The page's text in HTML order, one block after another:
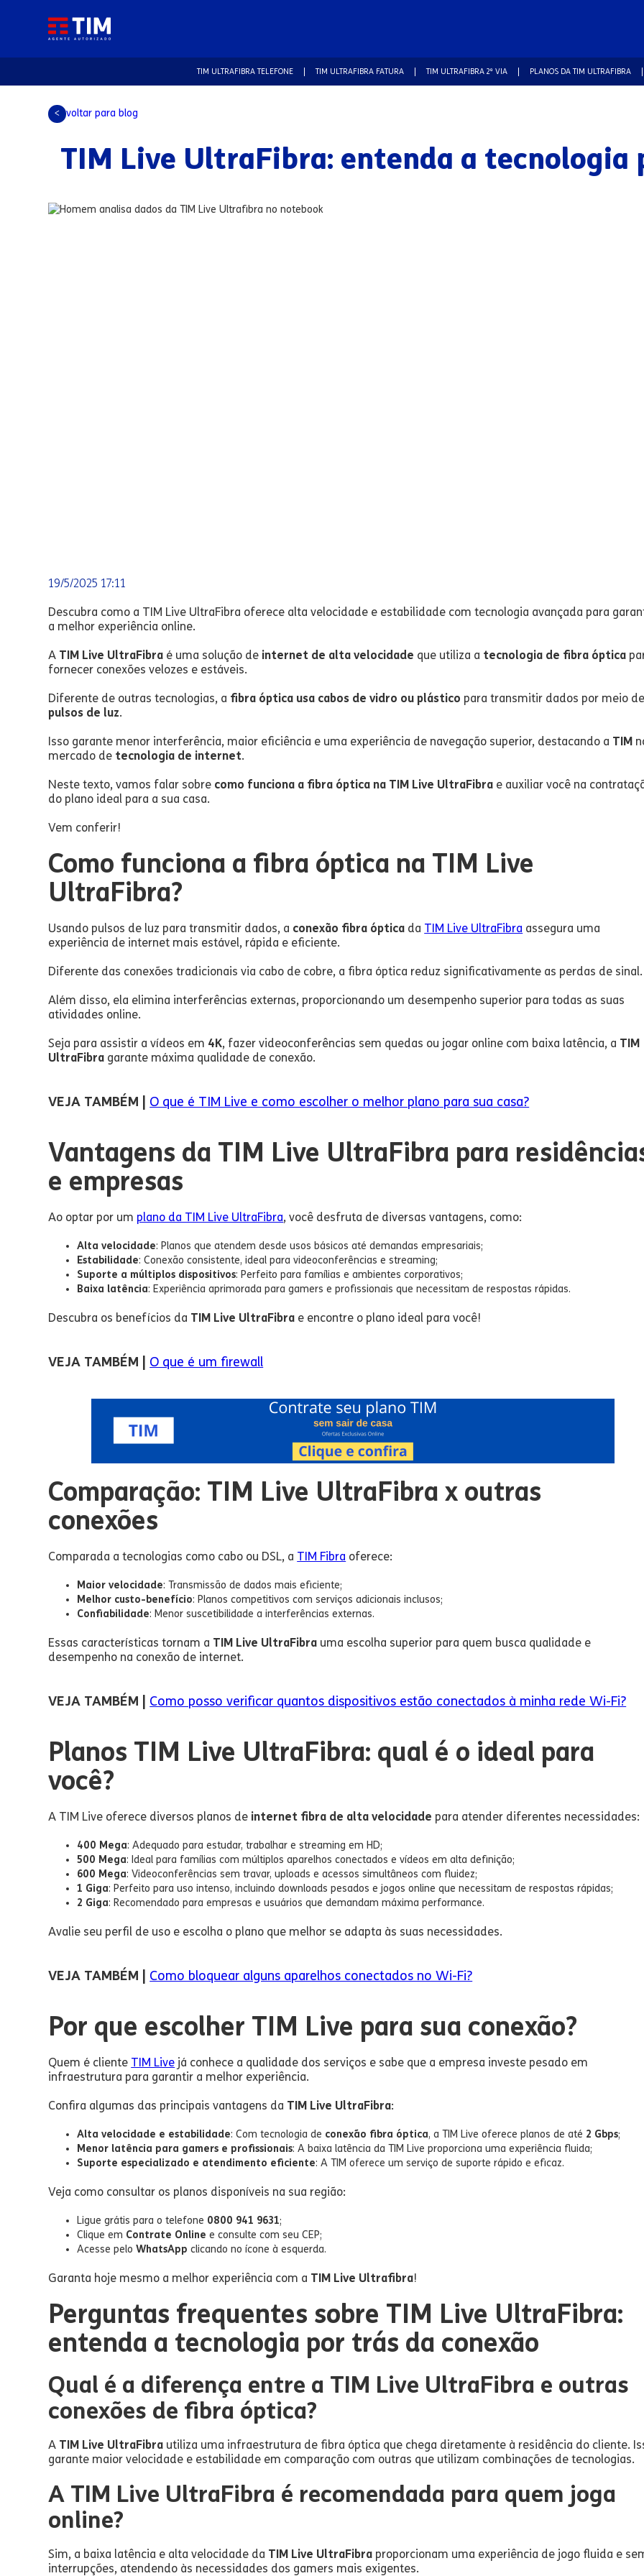
TIM ULTRAFIBRA TELEFONE TIM ULTRAFIBRA FATURA TIM ULTRAFIBRA 2ª VIA PLANOS DA TIM ULTRAFIBRA
< voltar para blog
TIM Live UltraFibra: entenda a tecnologia
19/5/2025 17:11
Descubra como a TIM Live UltraFibra oferece alta velocidade e estabilidade com tecnologia avançada para
a melhor experiência online.
A TIM Live UltraFibra é uma solução de internet de alta velocidade que utiliza a tecnologia de fibra óptica
fornecer conexões velozes e estáveis.
Diferente de outras tecnologias, a fibra óptica usa cabos de vidro ou plástico para transmitir dados por meio
pulsos de luz.
Isso garante menor interferência, maior eficiência e uma experiência de navegação superior, destacando a TIM
mercado de tecnologia de internet.
Neste texto, vamos falar sobre como funciona a fibra óptica na TIM Live UltraFibra e auxiliar você na
do plano ideal para a sua casa.
Vem conferir!
Como funciona a fibra óptica na TIM Live
UltraFibra?
Usando pulsos de luz para transmitir dados, a conexão fibra óptica da TIM Live UltraFibra assegura uma
experiência de internet mais estável, rápida e eficiente.
Diferente das conexões tradicionais via cabo de cobre, a fibra óptica reduz significativamente as perdas de sinal.
Além disso, ela elimina interferências externas, proporcionando um desempenho superior para todas as suas
atividades online.
Seja para assistir a vídeos em 4K, fazer videoconferências sem quedas ou jogar online com baixa latência, a TIM
UltraFibra garante máxima qualidade de conexão.
VEJA TAMBÉM | O que é TIM Live e como escolher o melhor plano para sua casa?
Vantagens da TIM Live UltraFibra para
e empresas
Ao optar por um plano da TIM Live UltraFibra, você desfruta de diversas vantagens, como:
Alta velocidade: Planos que atendem desde usos básicos até demandas empresariais;
Estabilidade: Conexão consistente, ideal para videoconferências e streaming;
Suporte a múltiplos dispositivos: Perfeito para famílias e ambientes corporativos;
Baixa latência: Experiência aprimorada para gamers e profissionais que necessitam de respostas rápidas.
Descubra os benefícios da TIM Live UltraFibra e encontre o plano ideal para você!
VEJA TAMBÉM | O que é um firewall
Comparação: TIM Live UltraFibra x outras
conexões
Comparada a tecnologias como cabo ou DSL, a TIM Fibra oferece:
Maior velocidade: Transmissão de dados mais eficiente;
Melhor custo-benefício: Planos competitivos com serviços adicionais inclusos;
Confiabilidade: Menor suscetibilidade a interferências externas.
Essas características tornam a TIM Live UltraFibra uma escolha superior para quem busca qualidade e
desempenho na conexão de internet.
VEJA TAMBÉM | Como posso verificar quantos dispositivos estão conectados à minha rede Wi-Fi?
Planos TIM Live UltraFibra: qual é o ideal para
você?
A TIM Live oferece diversos planos de internet fibra de alta velocidade para atender diferentes necessidades:
400 Mega: Adequado para estudar, trabalhar e streaming em HD;
500 Mega: Ideal para famílias com múltiplos aparelhos conectados e vídeos em alta definição;
600 Mega: Videoconferências sem travar, uploads e acessos simultâneos com fluidez;
1 Giga: Perfeito para uso intenso, incluindo downloads pesados e jogos online que necessitam de respostas rápidas;
2 Giga: Recomendado para empresas e usuários que demandam máxima performance.
Avalie seu perfil de uso e escolha o plano que melhor se adapta às suas necessidades.
VEJA TAMBÉM | Como bloquear alguns aparelhos conectados no Wi-Fi?
Por que escolher TIM Live para sua conexão?
Quem é cliente TIM Live já conhece a qualidade dos serviços e sabe que a empresa investe pesado em
infraestrutura para garantir a melhor experiência.
Confira algumas das principais vantagens da TIM Live UltraFibra:
Alta velocidade e estabilidade: Com tecnologia de conexão fibra óptica, a TIM Live oferece planos de até 2 Gbps;
Menor latência para gamers e profissionais: A baixa latência da TIM Live proporciona uma experiência fluida;
Suporte especializado e atendimento eficiente: A TIM oferece um serviço de suporte rápido e eficaz.
Veja como consultar os planos disponíveis na sua região:
Ligue grátis para o telefone 0800 941 9631;
Clique em Contrate Online e consulte com seu CEP;
Acesse peloWhatsAppclicando no ícone à esquerda.
Garanta hoje mesmo a melhor experiência com a TIM Live Ultrafibra!
Perguntas frequentes sobre TIM Live UltraFibra:
entenda a tecnologia por trás da conexão
Qual é a diferença entre a TIM Live UltraFibra e outras
conexões de fibra óptica?
A TIM Live UltraFibra utiliza uma infraestrutura de fibra óptica que chega diretamente à residência do cliente.
garante maior velocidade e estabilidade em comparação com outras que utilizam combinações de tecnologias.
A TIM Live UltraFibra é recomendada para quem joga
online?
Sim, a baixa latência e alta velocidade da TIM Live UltraFibra proporcionam uma experiência de jogo fluida e
interrupções, atendendo às necessidades dos gamers mais exigentes.